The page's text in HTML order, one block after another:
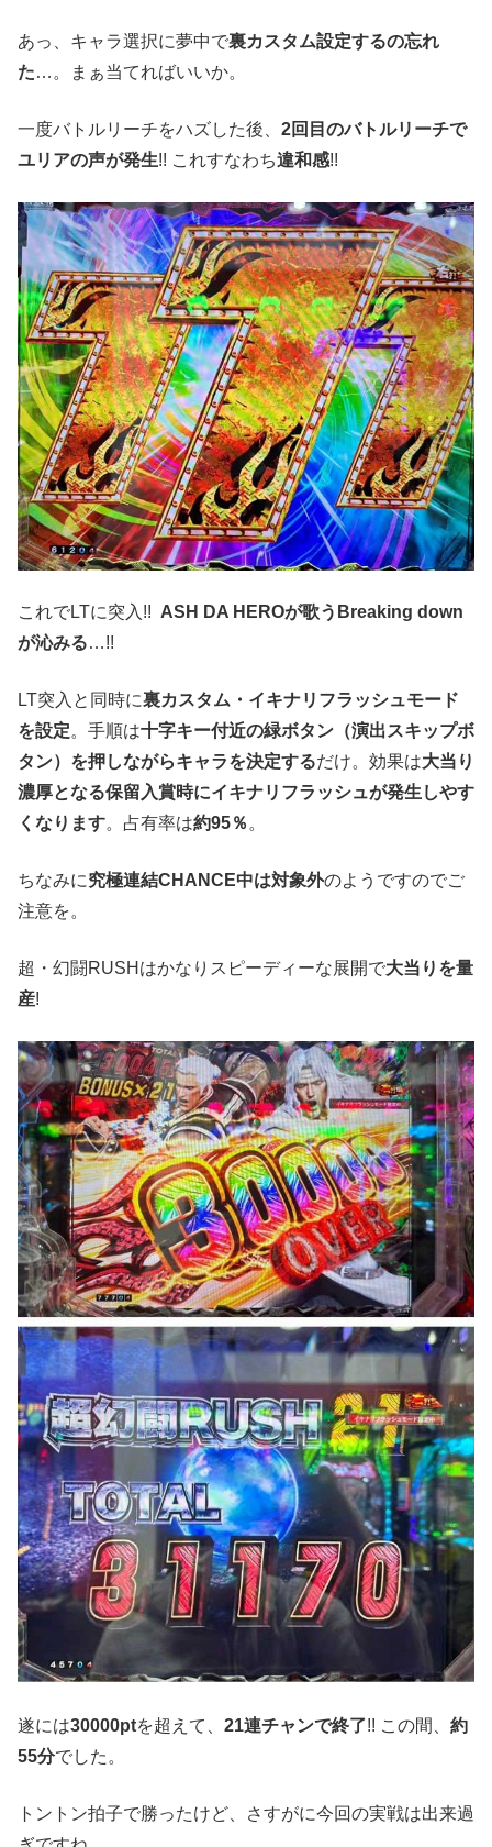
あっ、キャラ選択に夢中で裏カスタム設定するの忘れ
た…。まぁ当てればいいか。
一度バトルリーチをハズした後、 2回目のバトルリーチで
ユリアの声が発生!! これすなわち違和感!!
これでLTに突入!! ASH DA HEROが歌うBreaking down
が沁みる…!!
LT突入と同時に裏カスタム・イキナリフラッシュモード
を設定。手順は十字キー付近の緑ボタン（演出スキップボ
タン）を押しながらキャラを決定するだけ。効果は大当り
濃厚となる保留入賞時にイキナリフラッシュが発生しやす
くなります。占有率は約95％ 。
ちなみに究極連結CHANCE中は対象外のようですのでご
注意を。
超・幻闘RUSHはかなりスピーディーな展開で大当りを量
産!
遂には30000ptを超えて、 21連チャンで終了!! この間、 約
55分でした。
トントン拍子で勝ったけど、さすがに今回の実戦は出来過